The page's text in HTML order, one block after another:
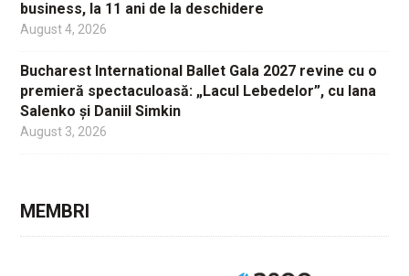
business, la 11 ani de la deschidere
August 4, 2026
Bucharest International Ballet Gala 2027 revine cu o
premieră spectaculoasă: „Lacul Lebedelor”, cu Iana
Salenko și Daniil Simkin
August 3, 2026
MEMBRI